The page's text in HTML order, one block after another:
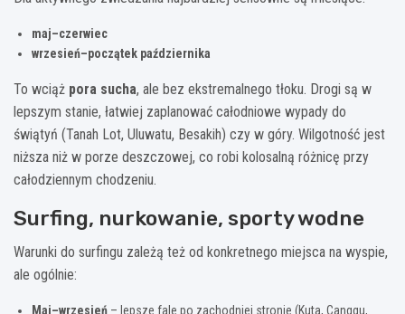
maj–czerwiec
wrzesień–początek października
To wciąż pora sucha, ale bez ekstremalnego tłoku. Drogi są w
lepszym stanie, łatwiej zaplanować całodniowe wypady do
świątyń (Tanah Lot, Uluwatu, Besakih) czy w góry. Wilgotność jest
niższa niż w porze deszczowej, co robi kolosalną różnicę przy
całodziennym chodzeniu.
Surfing, nurkowanie, sporty wodne
Warunki do surfingu zależą też od konkretnego miejsca na wyspie,
ale ogólnie:
Maj–wrzesień – lepsze fale po zachodniej stronie (Kuta, Canggu,